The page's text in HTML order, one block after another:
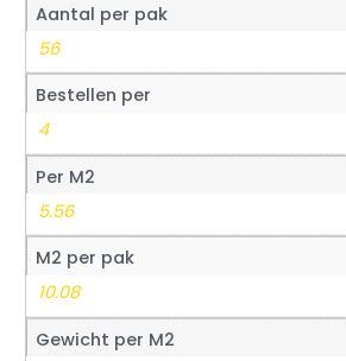
Aantal per pak
56
Bestellen per
4
Per M2
5.56
M2 per pak
10.08
Gewicht per M2